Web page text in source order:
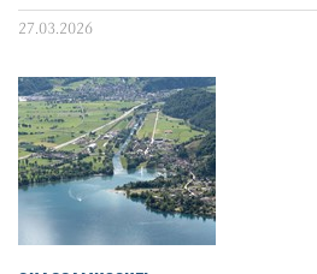
27.03.2026